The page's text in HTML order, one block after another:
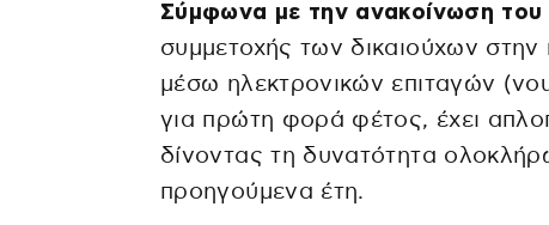
Σύμφωνα με την ανακοίνωση
συμμετοχής των δικαιούχων
μέσω ηλεκτρονικών επιταγών
για πρώτη φορά φέτος, έχει
δίνοντας τη δυνατότητα
προηγούμενα έτη.